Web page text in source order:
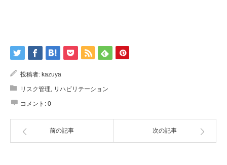
投稿者: kazuya
リスク管理, リハビリテーション
コメント: 0
前の記事 次の記事